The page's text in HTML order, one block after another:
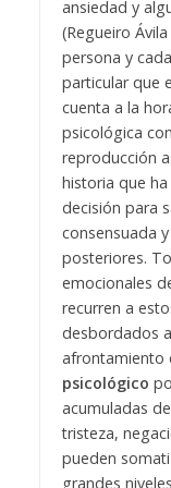
ansiedad y
(Regueiro
persona y
particular que
cuenta a la
psicológica
reproducción
historia que
decisión para
consensuada
posteriores.
emocionales
recurren a
desbordados a
afrontamiento
psicológico
acumuladas
tristeza,
pueden
grandes